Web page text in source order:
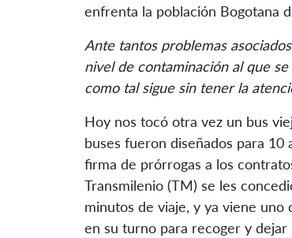
enfrenta la población Bogotana
Ante tantos problemas
nivel de contaminación al que
como tal sigue sin tener la
Hoy nos tocó otra vez un bus
buses fueron diseñados para 10
firma de prórrogas a los
Transmilenio (TM) se les
minutos de viaje, y ya viene
en su turno para recoger y dejar